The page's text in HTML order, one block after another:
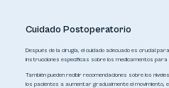
Cuidado Postoperatorio
Después de la cirugía, el cuidado adecuado es crucial
instrucciones específicas sobre los medicamentos para
También pueden recibir recomendaciones sobre los
los pacientes a aumentar gradualmente el movimiento,